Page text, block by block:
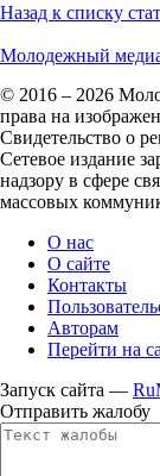
Назад к списку
Молодежный
© 2016 – 2026
права на
Свидетельство о
Сетевое издание
надзору в сфере
массовых
О нас
О сайте
Контакты
Авторам
Перейти на
Запуск сайта —
Отправить жалобу